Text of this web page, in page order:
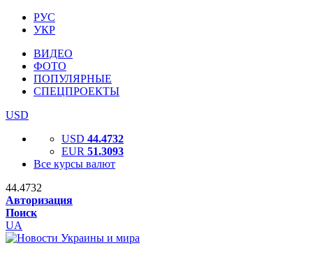
РУС
УКР
ВИДЕО
ФОТО
ПОПУЛЯРНЫЕ
СПЕЦПРОЕКТЫ
USD
USD 44.4732
EUR 51.3093
Все курсы валют
44.4732
Авторизация
Поиск
UA